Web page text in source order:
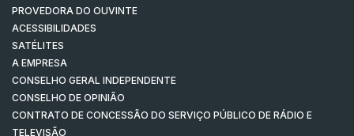
PROVEDORA DO OUVINTE
ACESSIBILIDADES
SATÉLITES
A EMPRESA
CONSELHO GERAL INDEPENDENTE
CONSELHO DE OPINIÃO
CONTRATO DE CONCESSÃO DO SERVIÇO PÚBLICO DE RÁDIO E
TELEVISÃO